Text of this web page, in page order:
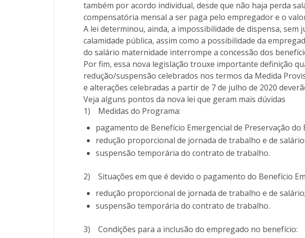
também por acordo individual, desde que não haja perda
compensatória mensal a ser paga pelo empregador e o
A lei determinou, ainda, a impossibilidade de dispensa,
calamidade pública, assim como a possibilidade da
do salário maternidade interrompe a concessão dos
Por fim, essa nova legislação trouxe importante definição
redução/suspensão celebrados nos termos da Medida
e alterações celebradas a partir de 7 de julho de 2020
Veja alguns pontos da nova lei que geram mais dúvidas
1) Medidas do Programa:
pagamento de Benefício Emergencial de Preservação
redução proporcional de jornada de trabalho e de
suspensão temporária do contrato de trabalho.
2) Situações em que é devido o pagamento do Benefício
redução proporcional de jornada de trabalho e de salário;
suspensão temporária do contrato de trabalho.
3) Condições para a inclusão do empregado no benefício: